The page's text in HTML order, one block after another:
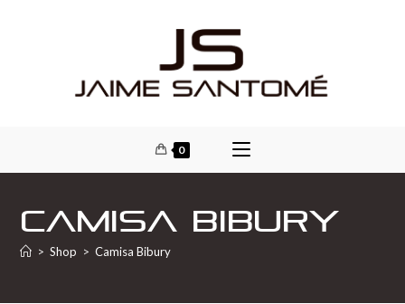
0
Camisa Bibury
> Shop > Camisa Bibury